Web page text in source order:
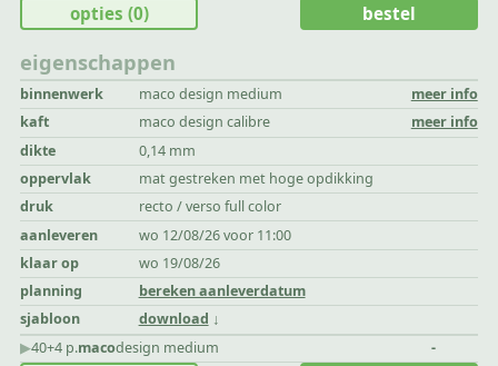
eigenschappen
binnenwerk maco design medium
meer info
kaft
maco design calibre
meer info
dikte
0,14 mm
oppervlak
mat gestreken met hoge opdikking
druk
recto / verso full color
aanleveren
wo 12/08/26 voor 11:00
klaar op
wo 19/08/26
planning
bereken aanleverdatum
sjabloon
download
opties (0) bestel
▶︎40+4 p.macodesign medium -